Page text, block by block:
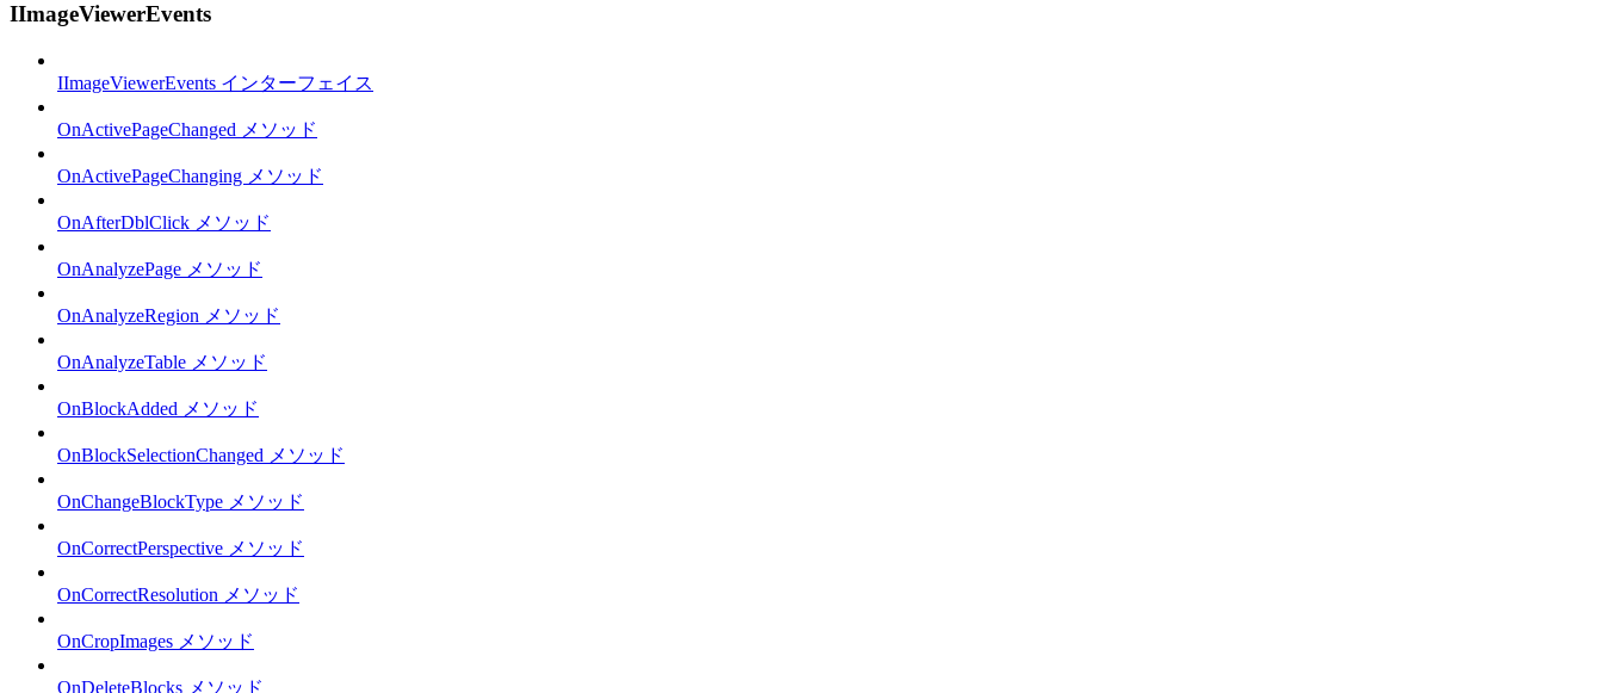
IImageViewerEvents
IImageViewerEvents インターフェイス
OnActivePageChanged メソッド
OnActivePageChanging メソッド
OnAfterDblClick メソッド
OnAnalyzePage メソッド
OnAnalyzeRegion メソッド
OnAnalyzeTable メソッド
OnBlockAdded メソッド
OnBlockSelectionChanged メソッド
OnChangeBlockType メソッド
OnCorrectPerspective メソッド
OnCorrectResolution メソッド
OnCropImages メソッド
OnDeleteBlocks メソッド